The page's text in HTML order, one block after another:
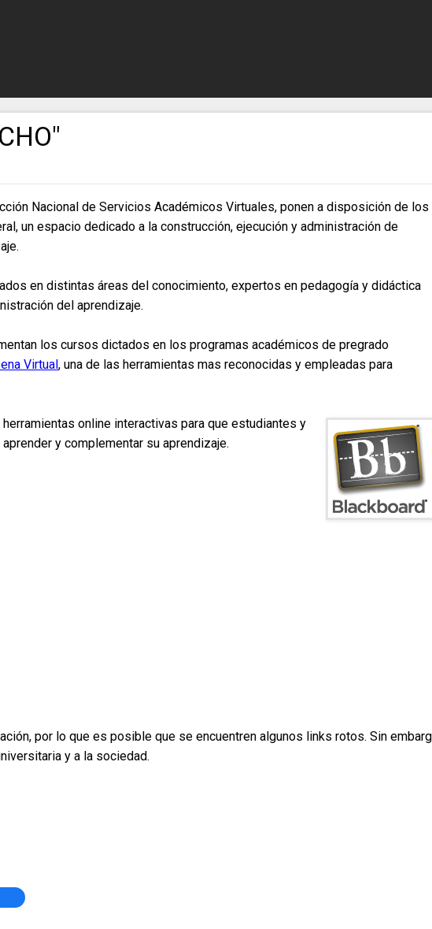
Nacional de Servicios Académicos Virtuales, ponen a disposición de los
un espacio dedicado a la construcción, ejecución y administración de
en distintas áreas del conocimiento, expertos en pedagogía y didáctica
del aprendizaje.
los cursos dictados en los programas académicos de pregrado
Virtual, una de las herramientas mas reconocidas y empleadas para
online interactivas para que estudiantes y
y complementar su aprendizaje.
por lo que es posible que se encuentren algunos links rotos. Sin
y a la sociedad.